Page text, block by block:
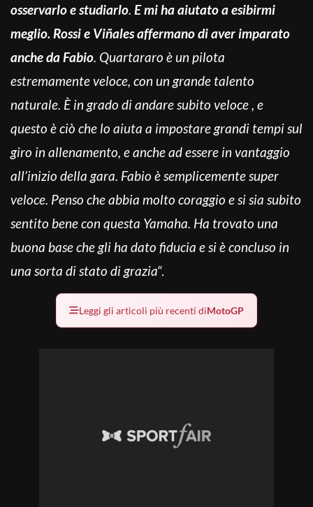
osservarlo e studiarlo. E mi ha aiutato a esibirmi
meglio. Rossi e Viñales affermano di aver imparato
anche da Fabio. Quartararo è un pilota
estremamente veloce, con un grande talento
naturale. È in grado di andare subito veloce , e
questo è ciò che lo aiuta a impostare grandi tempi sul
giro in allenamento, e anche ad essere in vantaggio
all’inizio della gara. Fabio è semplicemente super
veloce. Penso che abbia molto coraggio e si sia subito
sentito bene con questa Yamaha. Ha trovato una
buona base che gli ha dato fiducia e si è concluso in
una sorta di stato di grazia“.
Leggi gli articoli più recenti diMotoGP